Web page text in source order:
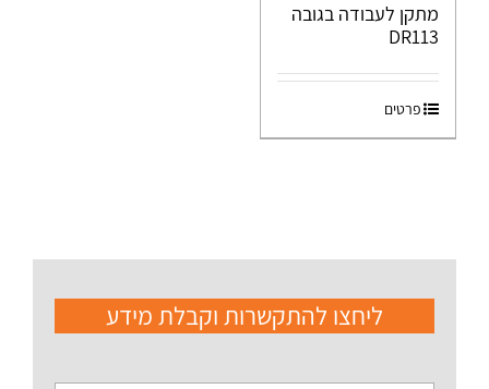
מתקן לעבודה בגובה
DR113
פרטים
ליחצו להתקשרות וקבלת מידע